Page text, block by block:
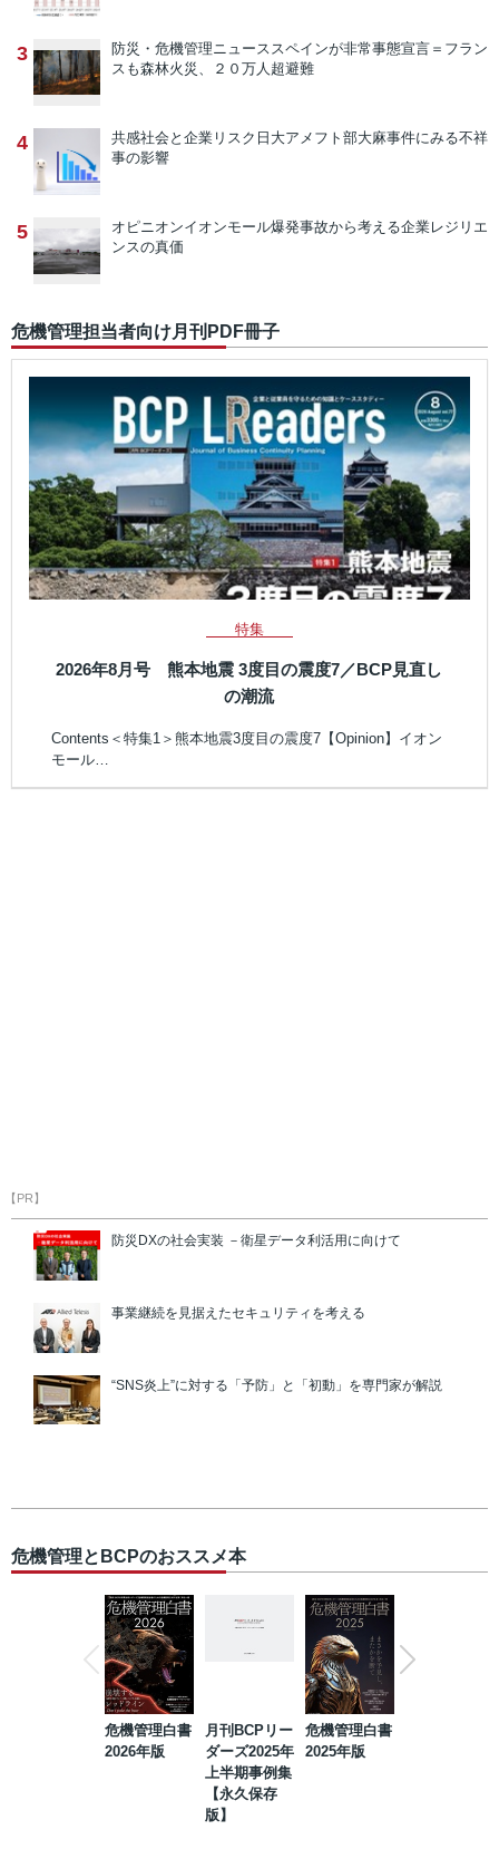
3 防災・危機管理ニューススペインが非常事態宣言＝フラン
スも森林火災、２０万人超避難
4 共感社会と企業リスク 日大アメフト部大麻事件にみる不祥
事の影響
5 オピニオンイオンモール爆発事故から考える企業レジリエ
ンスの真価
危機管理担当者向け月刊PDF冊子
特集
2026年8月号 熊本地震 3度目の震度7／BCP見直し
の潮流
Contents＜特集1＞熊本地震3度目の震度7【Opinion】イオン
モール…
【PR】
防災DXの社会実装 －衛星データ利活用に向けて
事業継続を見据えたセキュリティを考える
“SNS炎上”に対する「予防」と「初動」を専門家が解説
危機管理とBCPのおススメ本
危機管理白書
2026年版
月刊BCPリー
ダーズ2025年
上半期事例集
【永久保存
版】
危機管理白書
2025年版